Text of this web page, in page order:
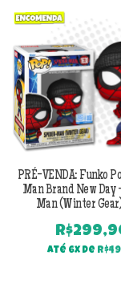
PRÉ-VENDA: Funko
Man Brand New Day
Man (Winter
R$
Até 6x de R$